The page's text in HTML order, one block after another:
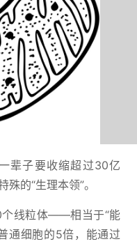
辈子要收缩超过30亿
的“生理本领”。
线粒体——相当于“能
通细胞的5倍，能通过